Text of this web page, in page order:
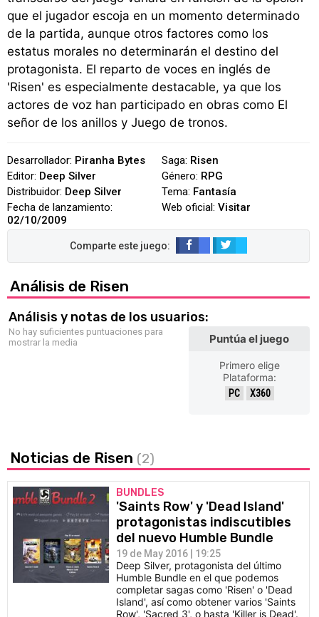
que el jugador escoja en un momento determinado
de la partida, aunque otros factores como los
estatus morales no determinarán el destino del
protagonista. El reparto de voces en inglés de
'Risen' es especialmente destacable, ya que los
actores de voz han participado en obras como El
señor de los anillos y Juego de tronos.
Desarrollador: Piranha Bytes
Editor: Deep Silver
Distribuidor: Deep Silver
Fecha de lanzamiento:
02/10/2009
Saga: Risen
Género: RPG
Tema: Fantasía
Web oficial: Visitar
Análisis de Risen
Análisis y notas de los usuarios:
No hay suficientes puntuaciones para
mostrar la media
Puntúa el juego
Primero elige
Plataforma:
PC X360
Noticias de Risen (2)
BUNDLES
'Saints Row' y 'Dead Island'
protagonistas indiscutibles
del nuevo Humble Bundle
19 de May 2016 | 19:25
Deep Silver, protagonista del último
Humble Bundle en el que podemos
completar sagas como 'Risen' o 'Dead
Island', así como obtener varios 'Saints
Row', 'Sacred 3', o hasta 'Killer is Dead'.